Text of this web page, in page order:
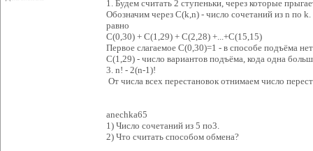
1. Будем считать 2 ступеньки, через которые
Обозначим через C(k,n) - число сочетаний из n по
равно
C(0,30) + C(1,29) + C(2,28) +...+C(15,15)
Первое слагаемое C(0,30)=1 - в способе подъёма
C(1,29) - число вариантов подъёма, кода одна
3. n! - 2(n-1)!
От числа всех перестановок отнимаем число
anechka65
1) Число сочетаний из 5 по3.
2) Что считать способом обмена?